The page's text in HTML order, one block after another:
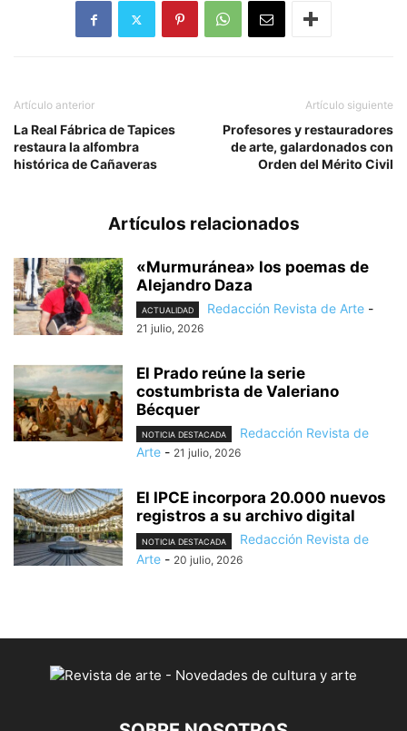
Artículo anterior
La Real Fábrica de Tapices
restaura la alfombra
histórica de Cañaveras
Artículo siguiente
Profesores y restauradores
de arte, galardonados con
Orden del Mérito Civil
Artículos relacionados
«Murmuránea» los poemas de
Alejandro Daza
ACTUALIDAD Redacción Revista de Arte -
21 julio, 2026
El Prado reúne la serie
costumbrista de Valeriano
Bécquer
NOTICIA DESTACADA
Redacción Revista de
Arte - 21 julio, 2026
El IPCE incorpora 20.000 nuevos
registros a su archivo digital
NOTICIA DESTACADA
Redacción Revista de
Arte - 20 julio, 2026